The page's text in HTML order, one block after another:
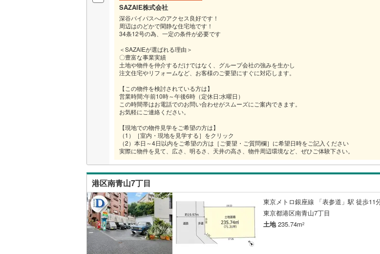
SAZAIE株式会社
深谷バイパスへのアクセス良好です！
周辺はのどかで閑静な住宅地です！
34条12号の為、一定の条件が必要です
＜SAZAIEが選ばれる理由＞
〇豊富な事業実績
土地や物件を仲介するだけではなく、グループ会社の強みを生かし
注文住宅やリフォームなど、お客様のご要望にすぐに対応します。
【この物件を検討されている方は】
営業時間:午前10時～午後6時（定休日:水曜日）
この時間帯はお電話でのお問い合わせがスムーズにご案内できます。
お気軽にご連絡ください。
【現地での物件見学をご希望の方は】
（1）［室内・現地を見学する］をクリック
（2）本日～4日以内をご希望の方は［ご要望・ご質問欄］に希望日時をご記入ください
実際に物件を見て、広さ、明るさ、天井の高さ、物件周辺環境など、ぜひご体験下さい。
港区南青山7丁目
東京メトロ銀座線 「表参道」駅 徒歩11
東京都港区南青山7丁目
土地235.74m2